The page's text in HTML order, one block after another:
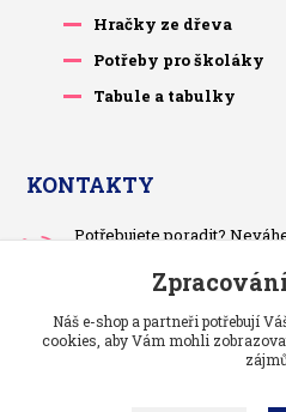
Hračky ze dřeva
Potřeby pro školáky
Tabule a tabulky
KONTAKTY
Potřebujete poradit?
Po-čt, po 13 hodině
pietrasova.p@seznam.cz
Náš e-shop a partneři potřebují
cookies, aby Vám mohli